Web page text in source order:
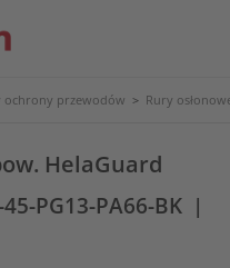
ochrony przewodów > Rury
HelaGuard
PG13-PA66-BK |